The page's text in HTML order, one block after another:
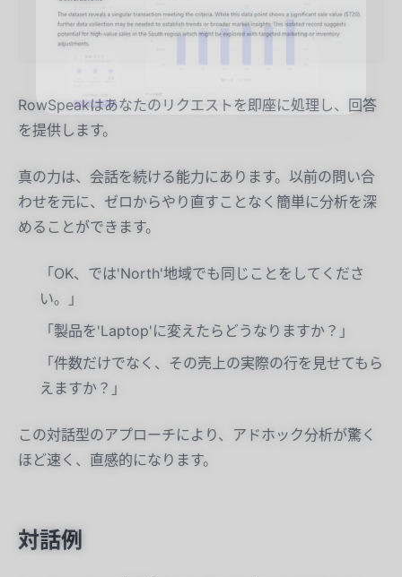
RowSpeakはあなたのリクエストを即座に処理し、回答
を提供します。
真の力は、会話を続ける能力にあります。以前の問い合
わせを元に、ゼロからやり直すことなく簡単に分析を深
めることができます。
「OK、では'North'地域でも同じことをしてくださ
い。」
「製品を'Laptop'に変えたらどうなりますか？」
「件数だけでなく、その売上の実際の行を見せてもら
えますか？」
この対話型のアプローチにより、アドホック分析が驚く
ほど速く、直感的になります。
対話例